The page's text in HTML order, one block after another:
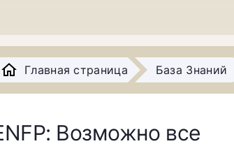
Главная страница База Знаний
Возможно все